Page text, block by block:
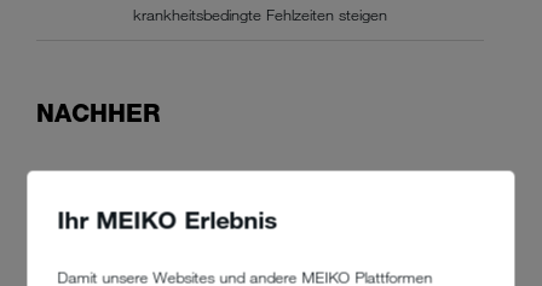
Ihr MEIKO Erlebnis
Damit unsere Websites und andere MEIKO Plattformen
krankheitsbedingte Fehlzeiten steigen
NACHHER